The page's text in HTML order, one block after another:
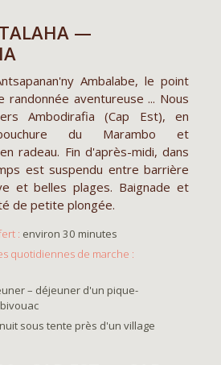
—
Ambalabe, le point
aventureuse ... Nous
Ambodirafia (Cap Est), en
du Marambo et
radeau. Fin d'après-midi, dans
est suspendu entre barrière
et belles plages. Baignade et
de petite plongée.
environ 30 minutes
– déjeuner d'un pique-
nuit sous tente près d'un village